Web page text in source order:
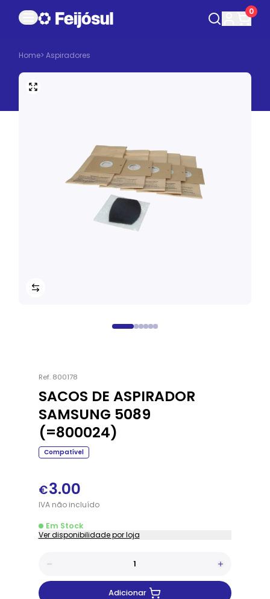
0
Home>Aspiradores
Ref. 800178
SACOS DE ASPIRADOR
SAMSUNG 5089
(=800024)
Compatível
€3.00
IVAnãoincluído
Em Stock
Ver disponibilidade por loja
Adicionar